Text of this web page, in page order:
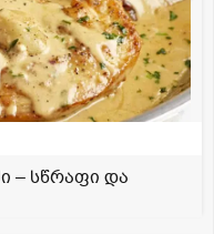
– სწრაფი და